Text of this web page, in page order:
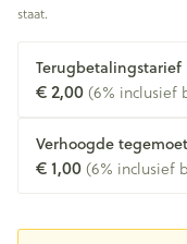
staat.
Terugbetalingstarief
€ 2,00(6% inclusief
Verhoogde
€ 1,00(6% inclusief